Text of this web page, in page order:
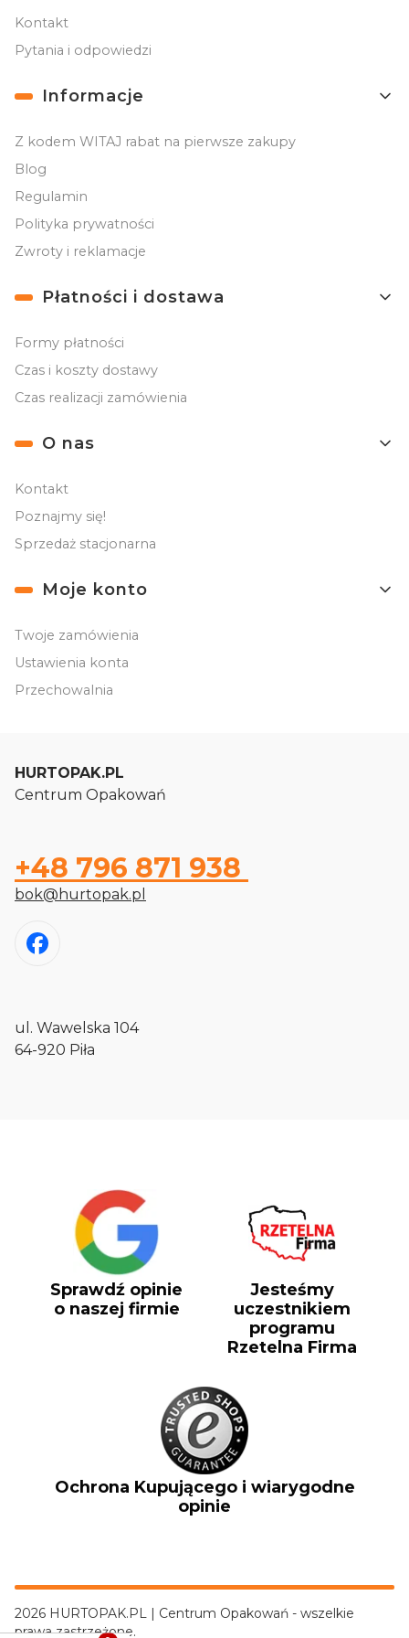
Kontakt
Pytania i odpowiedzi
Informacje
Z kodem WITAJ rabat na pierwsze zakupy
Blog
Regulamin
Polityka prywatności
Zwroty i reklamacje
Płatności i dostawa
Formy płatności
Czas i koszty dostawy
Czas realizacji zamówienia
O nas
Kontakt
Poznajmy się!
Sprzedaż stacjonarna
Moje konto
Twoje zamówienia
Ustawienia konta
Przechowalnia
HURTOPAK.PL
Centrum Opakowań
+48 796 871 938
bok@hurtopak.pl
ul. Wawelska 104
64-920 Piła
Sprawdź opinie
o naszej firmie
Jesteśmy
uczestnikiem
programu
Rzetelna Firma
Ochrona Kupującego i wiarygodne
opinie
2026 HURTOPAK.PL | Centrum Opakowań - wszelkie
prawa zastrzeżone.